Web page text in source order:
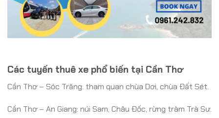
Các tuyến thuê xe phổ biến tại Cần Thơ
Cần Thơ – Sóc Trăng: tham quan chùa Dơi, chùa Đất Sét.
Cần Thơ – An Giang: núi Sam, Châu Đốc, rừng tràm Trà Sư.